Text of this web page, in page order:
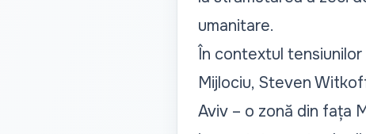
umanitare.
În contextul
Mijlociu, Steven
Aviv – o zonă din fața